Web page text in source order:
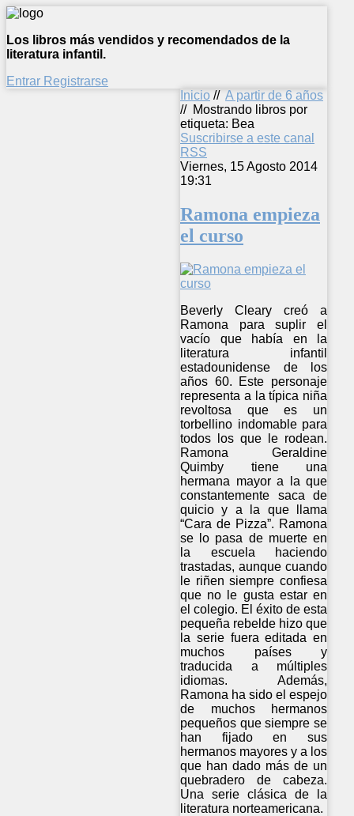
Los libros más vendidos y recomendados de la
literatura infantil.
Entrar Registrarse
Inicio // A partir de 6 años
// Mostrando libros por
etiqueta: Bea
Suscribirse a este canal
RSS
Viernes, 15 Agosto 2014
19:31
Ramona empieza
el curso
Beverly Cleary creó a
Ramona para suplir el
vacío que había en la
literatura infantil
estadounidense de los
años 60. Este personaje
representa a la típica niña
revoltosa que es un
torbellino indomable para
todos los que le rodean.
Ramona Geraldine
Quimby tiene una
hermana mayor a la que
constantemente saca de
quicio y a la que llama
“Cara de Pizza”. Ramona
se lo pasa de muerte en
la escuela haciendo
trastadas, aunque cuando
le riñen siempre confiesa
que no le gusta estar en
el colegio. El éxito de esta
pequeña rebelde hizo que
la serie fuera editada en
muchos países y
traducida a múltiples
idiomas. Además,
Ramona ha sido el espejo
de muchos hermanos
pequeños que siempre se
han fijado en sus
hermanos mayores y a los
que han dado más de un
quebradero de cabeza.
Una serie clásica de la
literatura norteamericana.